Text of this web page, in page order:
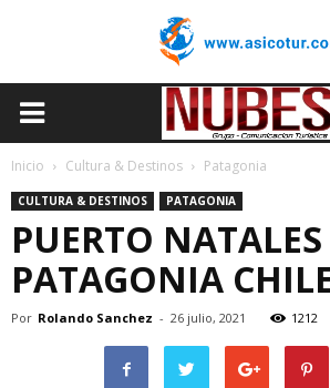
Inicio Cultura & Destinos Patagonia
CULTURA & DESTINOS PATAGONIA
PUERTO NATALES
PATAGONIA
Por Rolando Sanchez - 26 julio, 2021 1212